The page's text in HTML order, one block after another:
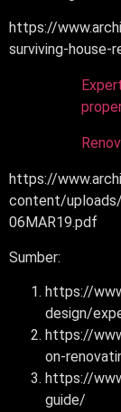
https://
surviving-house-
https://
content/
06MAR19.pdf
Sumber:
https://
design/
https://
on-
https://
guide/